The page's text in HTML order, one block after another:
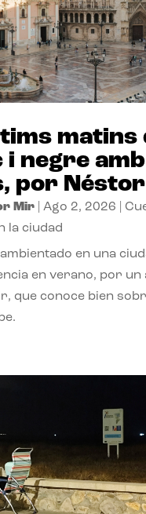
matins
i negre amb
por
Mir| Ago 2, 2026
la ciudad
en una
en verano, por un
que conoce bien